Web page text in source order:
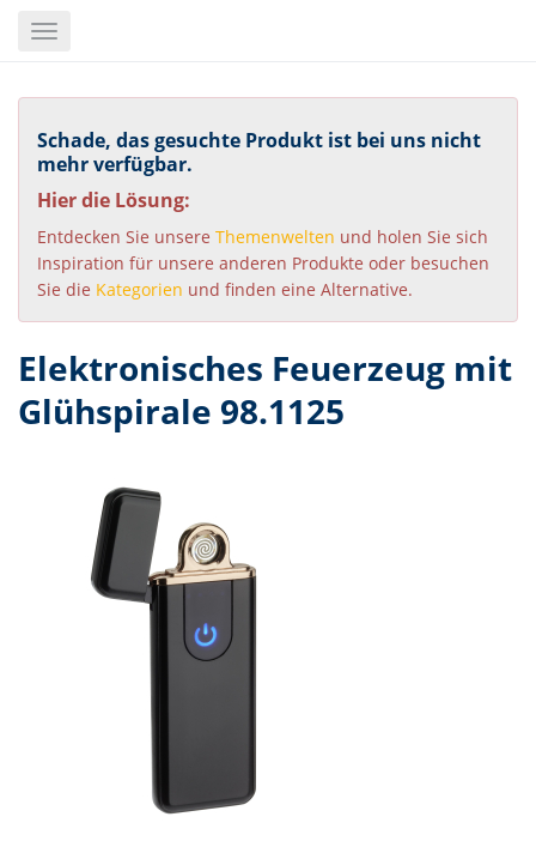
content
Toggle
Schade, das gesuchte Produkt ist bei uns nicht
mehr verfügbar.
Hier die Lösung:
Entdecken Sie unsere Themenwelten und holen Sie sich
Inspiration für unsere anderen Produkte oder besuchen
Sie die Kategorien und finden eine Alternative.
Elektronisches Feuerzeug mit
Glühspirale 98.1125